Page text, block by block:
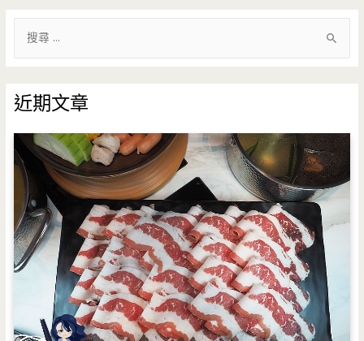
鍵
字
:
近期文章